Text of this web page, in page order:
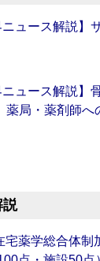
ニュース解説】
ニュース解説】
薬局・薬剤師
説
宅薬学総合体